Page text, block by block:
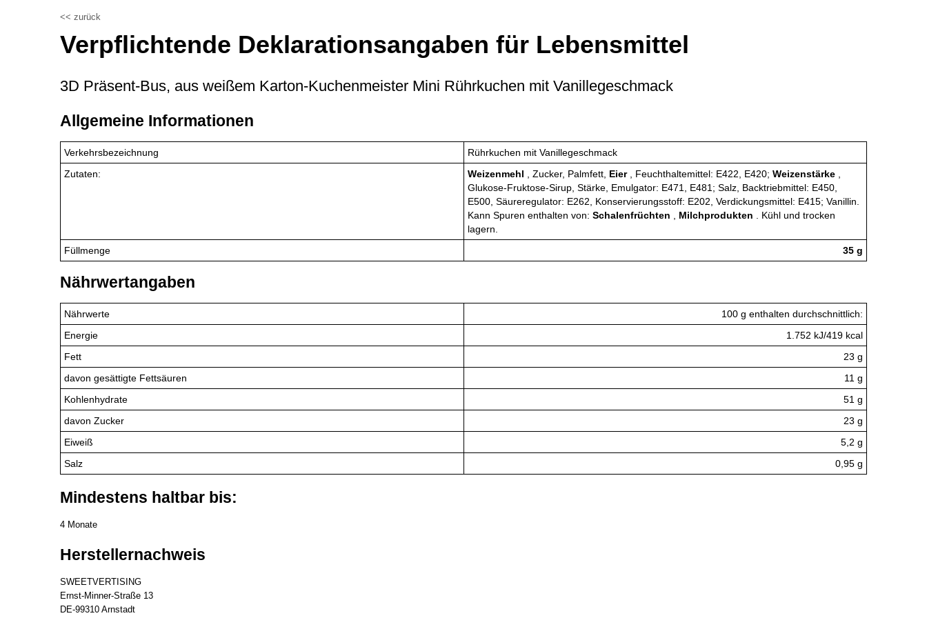
<< zurück
Verpflichtende Deklarationsangaben für Lebensmittel
3D Präsent-Bus, aus weißem Karton-Kuchenmeister Mini Rührkuchen mit Vanillegeschmack
Allgemeine Informationen
Verkehrsbezeichnung
Rührkuchen mit Vanillegeschmack
Zutaten:
Weizenmehl , Zucker, Palmfett, Eier , Feuchthaltemittel: E422, E420; Weizenstärke
Glukose-Fruktose-Sirup, Stärke, Emulgator: E471, E481; Salz, Backtriebmittel: E450,
E500, Säureregulator: E262, Konservierungsstoff: E202, Verdickungsmittel: E415; Vanillin.
Kann Spuren enthalten von: Schalenfrüchten Milchprodukten
. Kühl und trocken
lagern.
Füllmenge
35 g
Nährwertangaben
Nährwerte
100 g enthalten durchschnittlich:
Energie
1.752 kJ/419 kcal
Fett
23 g
davon gesättigte Fettsäuren
11 g
Kohlenhydrate
51 g
davon Zucker
23 g
Eiweiß
5,2 g
Salz
0,95 g
Mindestens haltbar bis:
4 Monate
Herstellernachweis
SWEETVERTISING
Ernst-Minner-Straße 13
DE-99310 Arnstadt